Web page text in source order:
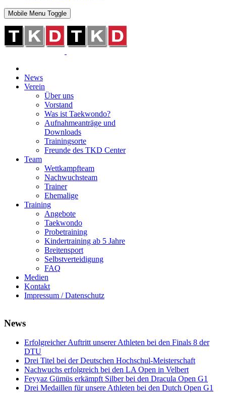
Mobile Menu Toggle
News
Verein
Über uns
Vorstand
Was ist Taekwondo?
Aufnahmeanträge und
Downloads
Trainingsorte
Freunde des TKD Center
Team
Wettkampfteam
Nachwuchsteam
Trainer
Ehemalige
Training
Angebote
Taekwondo
Probetraining
Kindertraining ab 5 Jahre
Breitensport
Selbstverteidigung
FAQ
Medien
Kontakt
Impressum / Datenschutz
News
Erfolgreicher Auftritt unserer Athleten bei den Finals 8 der
DTU
Drei Titel bei der Deutschen Hochschul-Meisterschaft
Nachwuchs erfolgreich bei den LA Open in Velbert
Feyyaz Gümüs erkämpft Silber bei den Dracula Open G1
Drei Medaillen für unsere Athleten bei den Dutch Open G1